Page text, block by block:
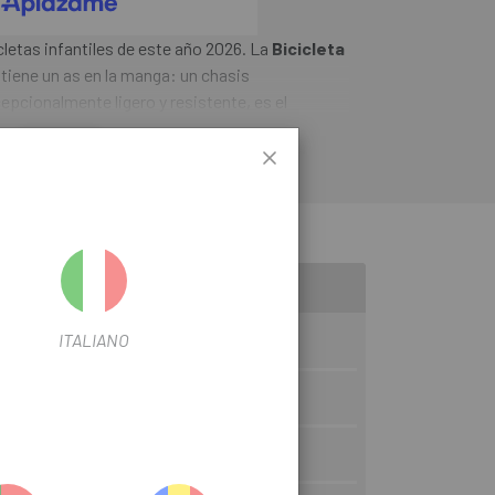
infantiles de este año 2026. La Bicicleta
tiene un as en la manga: un chasis
ligero y resistente, es el
Para mayor tranquilidad, hemos
que no tenga esquinas ni bordes afilados.
altura. Y... eso es todo. No necesitas nada
ITALIANO